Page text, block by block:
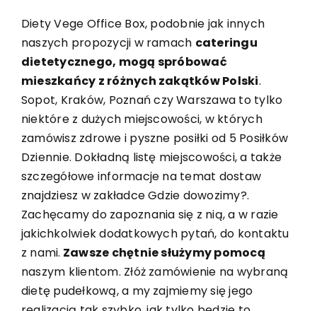
Diety Vege Office Box, podobnie jak innych
naszych propozycji w ramach cateringu
dietetycznego, mogą spróbować
mieszkańcy z różnych zakątków Polski.
Sopot, Kraków, Poznań czyWarszawa to tylko
niektóre z dużych miejscowości, w których
zamówisz zdrowe i pyszne posiłki od 5 Posiłków
Dziennie. Dokładną listę miejscowości, a także
szczegółowe informacje na temat dostaw
znajdziesz w zakładceGdzie dowozimy?.
Zachęcamy do zapoznania się z nią, a w razie
jakichkolwiek dodatkowych pytań, do kontaktu
z nami. Zawsze chętnie służymy pomocą
naszym klientom. Złóż zamówienie na wybraną
dietę pudełkową, a my zajmiemy się jego